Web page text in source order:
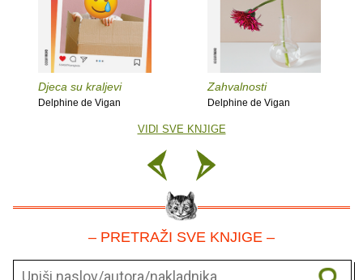
Djeca su kraljevi
Delphine de Vigan
Zahvalnosti
Delphine de Vigan
VIDI SVE KNJIGE
– PRETRAŽI SVE KNJIGE –